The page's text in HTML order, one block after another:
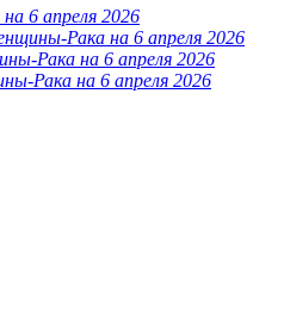
6 апреля 2026
Рака на 6 апреля 2026
Рака на 6 апреля 2026
Рака на 6 апреля 2026